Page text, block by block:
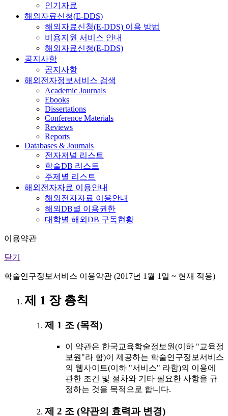
인기자료
해외자료신청(E-DDS)
해외자료신청(E-DDS) 이용 방법
비용지원 서비스 안내
해외자료신청(E-DDS)
공지사항
공지사항
해외전자정보서비스 검색
Academic Journals
Ebooks
Dissertations
Conference Materials
Reviews
Reports
Databases & Journals
전자저널 리스트
학술DB 리스트
주제별 리스트
해외전자자료 이용안내
해외전자자료 이용안내
해외DB별 이용권한
대학별 해외DB 구독현황
이용약관
닫기
학술연구정보서비스 이용약관 (2017년 1월 1일 ~ 현재 적용)
제 1 장 총칙
제 1 조 (목적)
이 약관은 한국교육학술정보원(이하 "교육정
보원"라 함)이 제공하는 학술연구정보서비스
의 웹사이트(이하 "서비스" 라함)의 이용에
관한 조건 및 절차와 기타 필요한 사항을 규
정하는 것을 목적으로 합니다.
제 2 조 (약관의 효력과 변경)